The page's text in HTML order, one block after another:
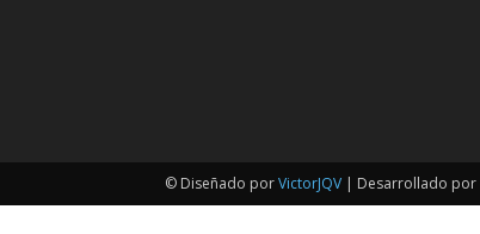
© Diseñado porVictorJQV | Desarrollado por